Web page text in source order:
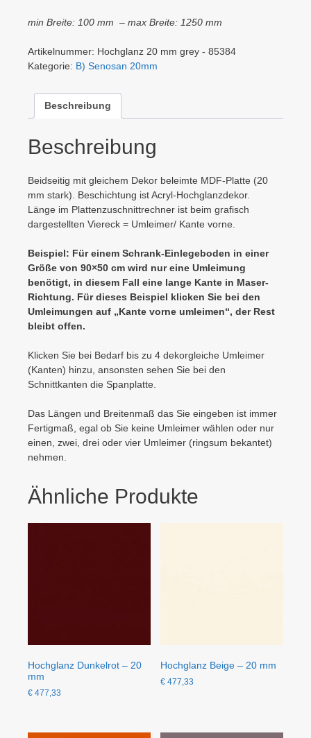
min Breite: 100 mm – max Breite: 1250 mm
Artikelnummer: Hochglanz 20 mm grey - 85384
Kategorie: B) Senosan 20mm
Beschreibung
Beschreibung
Beidseitig mit gleichem Dekor beleimte MDF-Platte (20
mm stark). Beschichtung ist Acryl-Hochglanzdekor.
Länge im Plattenzuschnittrechner ist beim grafisch
dargestellten Viereck = Umleimer/ Kante vorne.
Beispiel: Für einem Schrank-Einlegeboden in einer
Größe von 90×50 cm wird nur eine Umleimung
benötigt, in diesem Fall eine lange Kante in Maser-
Richtung. Für dieses Beispiel klicken Sie bei den
Umleimungen auf „Kante vorne umleimen“, der Rest
bleibt offen.
Klicken Sie bei Bedarf bis zu 4 dekorgleiche Umleimer
(Kanten) hinzu, ansonsten sehen Sie bei den
Schnittkanten die Spanplatte.
Das Längen und Breitenmaß das Sie eingeben ist immer
Fertigmaß, egal ob Sie keine Umleimer wählen oder nur
einen, zwei, drei oder vier Umleimer (ringsum bekantet)
nehmen.
Ähnliche Produkte
Hochglanz Dunkelrot – 20
mm
€ 477,33
Hochglanz Beige – 20 mm
€ 477,33